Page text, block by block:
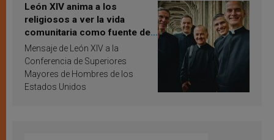
León XIV anima a los
religiosos a ver la vida
comunitaria como fuente de
inspiración y santificación
Mensaje de León XIV a la
Conferencia de Superiores
Mayores de Hombres de los
Estados Unidos